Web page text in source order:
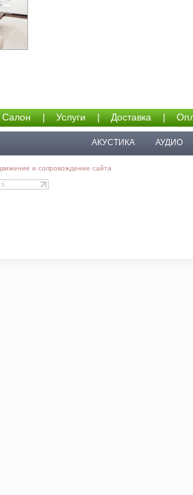
Салон | Услуги | Доставка |
АКУСТИКА АУДИО
и сопровождение сайта